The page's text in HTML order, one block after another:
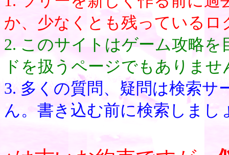
か、少なくとも残っている
2. このサイトはゲーム攻略
ドを扱うページでもありませ
3. 多くの質問、疑問は検索
ん。書き込む前に検索しま